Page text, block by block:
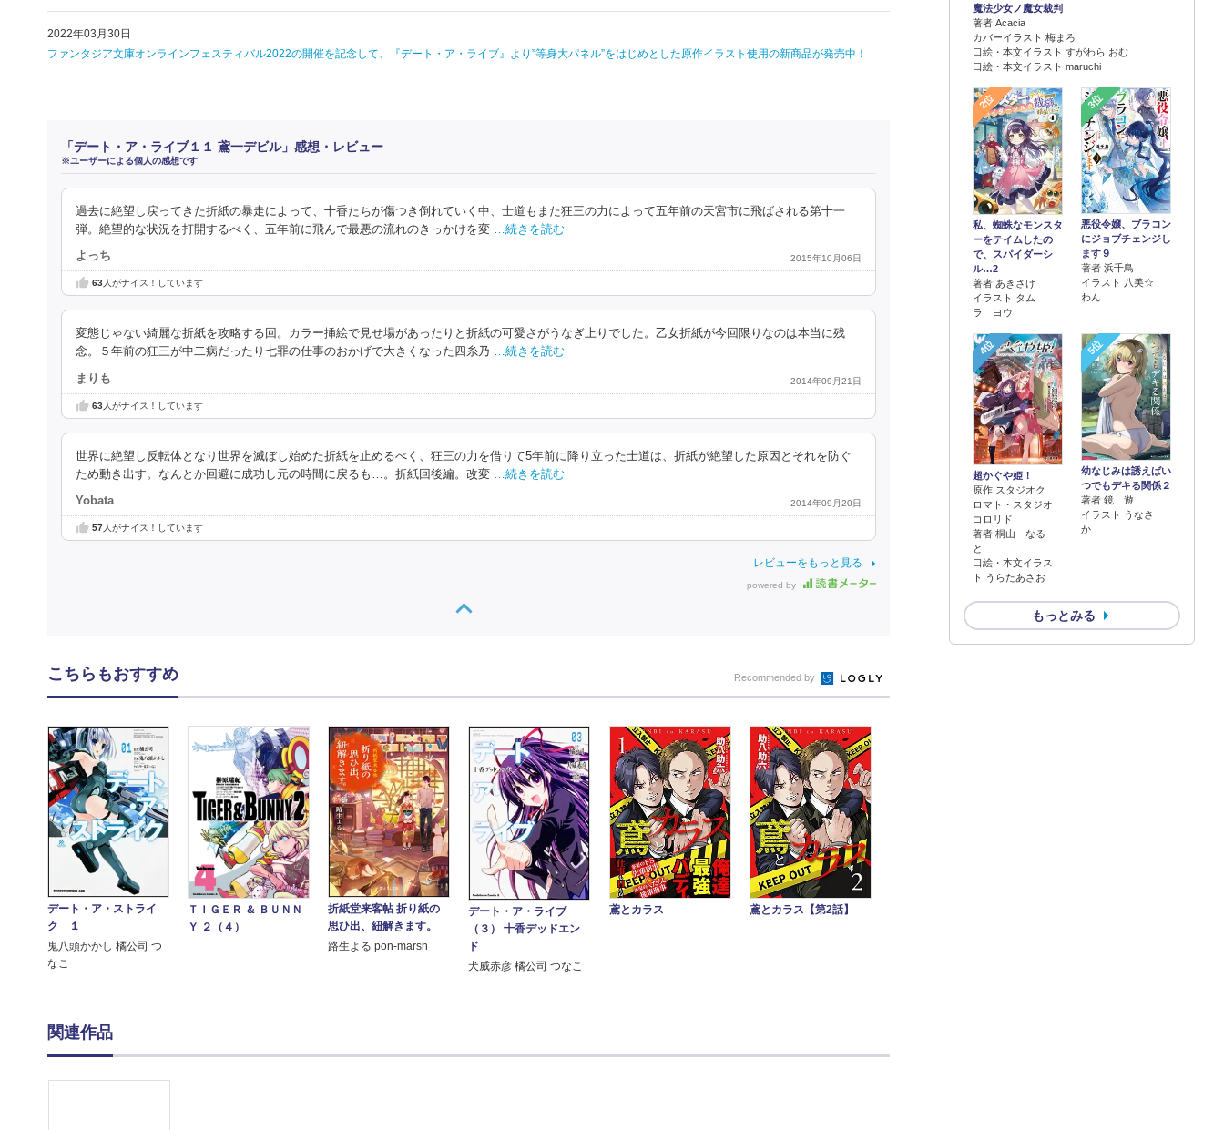
2022年03月30日
ファンタジア文庫オンラインフェスティバル2022の開催を記念して、『デート・ア・ライブ』より”等身大パネル”をはじめとした原作イラスト使用の新商品が発売中！
「デート・ア・ライブ１１ 鳶一デビル」感想・レビュー
※ユーザーによる個人の感想です
過去に絶望し戻ってきた折紙の暴走によって、十香たちが傷つき倒れていく中、士道もまた狂三の力によって五年前の天宮市に飛ばされる第十一
弾。絶望的な状況を打開するべく、五年前に飛んで最悪の流れのきっかけを変
…続きを読む
よっち 2015年10月06日
63人がナイス！しています
変態じゃない綺麗な折紙を攻略する回。カラー挿絵で見せ場があったりと折紙の可愛さがうなぎ上りでした。乙女折紙が今回限りなのは本当に残
念。５年前の狂三が中二病だったり七罪の仕事のおかげで大きくなった四糸乃 …続きを読む
まりも 2014年09月21日
63人がナイス！しています
世界に絶望し反転体となり世界を滅ぼし始めた折紙を止めるべく、狂三の力を借りて5年前に降り立った士道は、折紙が絶望した原因とそれを防ぐ
ため動き出す。なんとか回避に成功し元の時間に戻るも…。折紙回後編。改変 …続きを読む
Yobata 2014年09月20日
57人がナイス！しています
レビューをもっと見る
powered by
魔法少女ノ魔女裁判
著者 Acacia
カバーイラスト 梅まろ
口絵・本文イラスト すがわら おむ
口絵・本文イラスト maruchi
2位
私、蜘蛛なモンスタ
ーをテイムしたの
で、スパイダーシ
ル…2
著者 あきさけ
イラスト タム
ラ ヨウ
3位
悪役令嬢、ブラコン
にジョブチェンジし
ます９
著者 浜千鳥
イラスト 八美☆
わん
4位
超かぐや姫！
原作 スタジオク
ロマト・スタジオ
コロリド
著者 桐山 なる
と
口絵・本文イラス
ト うらたあさお
5位
幼なじみは誘えばい
つでもデキる関係２
著者 鏡 遊
イラスト うなさ
か
もっとみる
こちらもおすすめ Recommended by
デート・ア・ストライ
ク １
鬼八頭かかし 橘公司 つ
なこ
ＴＩＧＥＲ ＆ ＢＵＮＮ
Ｙ ２（４）
折紙堂来客帖 折り紙の
思ひ出、紐解きます。
路生よる pon-marsh
デート・ア・ライブ
（３） 十香デッドエン
ド
犬威赤彦 橘公司 つなこ
鳶とカラス 鳶とカラス【第2話】
関連作品